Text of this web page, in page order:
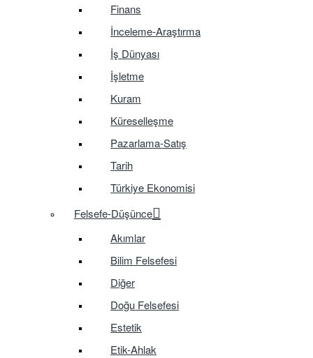
Finans
İnceleme-Araştırma
İş Dünyası
İşletme
Kuram
Küreselleşme
Pazarlama-Satış
Tarih
Türkiye Ekonomisi
Felsefe-Düşünce
Akımlar
Bilim Felsefesi
Diğer
Doğu Felsefesi
Estetik
Etik-Ahlak